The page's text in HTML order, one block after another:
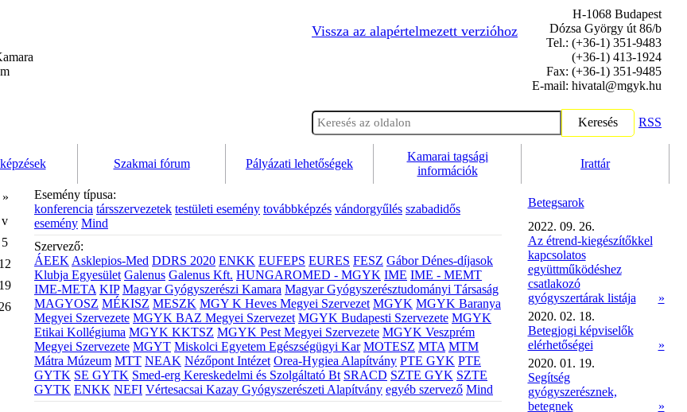
Vissza az alapértelmezett verzióhoz
H-1068 Budapest
Dózsa György út 86/b
Tel.: (+36-1) 351-9483
(+36-1) 413-1924
Fax: (+36-1) 351-9485
E-mail: hivatal@mgyk.hu
Keresés RSS
Szakmai fórum Pályázati lehetőségek
Kamarai tagsági
információk
Irattár
»
v
5
12
19
26
Esemény típusa:
konferencia társszervezetek testületi esemény továbbképzés vándorgyűlés szabadidős
esemény Mind
Szervező:
ÁEEK Asklepios-Med DDRS 2020 ENKK EUFEPS EURES FESZ Gábor Dénes-díjasok
Klubja Egyesület Galenus Galenus Kft. HUNGAROMED - MGYK IME IME - MEMT
IME-META KIP Magyar Gyógyszerészi Kamara Magyar Gyógyszerésztudományi Társaság
MAGYOSZ MÉKISZ MESZK MGY K Heves Megyei Szervezet MGYK MGYK Baranya
Megyei Szervezete MGYK BAZ Megyei Szervezet MGYK Budapesti Szervezete MGYK
Etikai Kollégiuma MGYK KKTSZ MGYK Pest Megyei Szervezete MGYK Veszprém
Megyei Szervezete MGYT Miskolci Egyetem Egészségügyi Kar MOTESZ MTA MTM
Mátra Múzeum MTT NEAK Nézőpont Intézet Orea-Hygiea Alapítvány PTE GYK PTE
GYTK SE GYTK Smed-erg Kereskedelmi és Szolgáltató Bt SRACD SZTE GYK SZTE
GYTK ENKK NEFI Vértesacsai Kazay Gyógyszerészeti Alapítvány egyéb szervező Mind
Betegsarok
2022. 09. 26.
Az étrend-kiegészítőkkel
kapcsolatos
együttműködéshez
csatlakozó
gyógyszertárak listája
»
2020. 02. 18.
Betegjogi képviselők
elérhetőségei
»
2020. 01. 19.
Segítség
gyógyszerésznek,
betegnek
»